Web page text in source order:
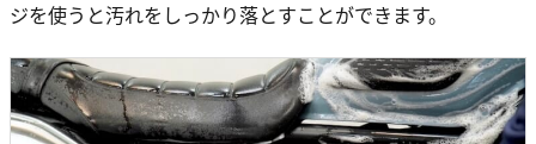
ジを使うと汚れをしっかり落とすことができます。